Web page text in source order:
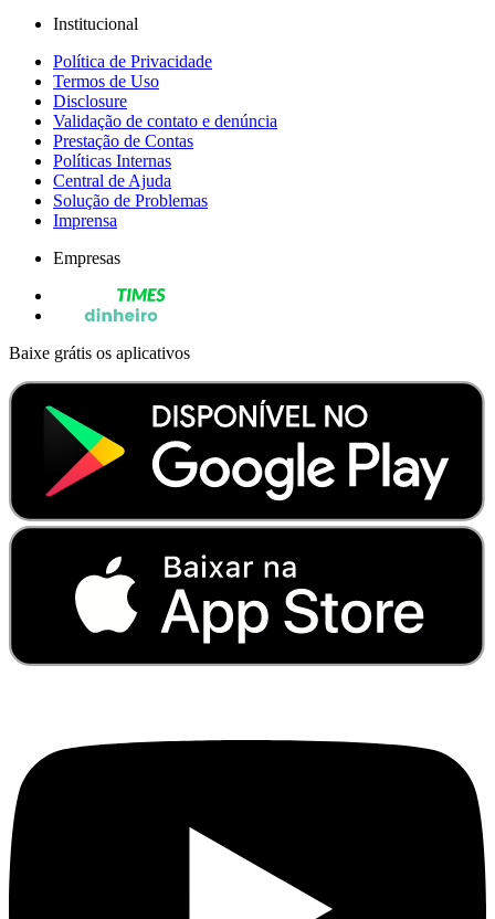
Institucional
Política de Privacidade
Termos de Uso
Disclosure
Validação de contato e denúncia
Prestação de Contas
Políticas Internas
Central de Ajuda
Solução de Problemas
Imprensa
Empresas
Baixe grátis os aplicativos